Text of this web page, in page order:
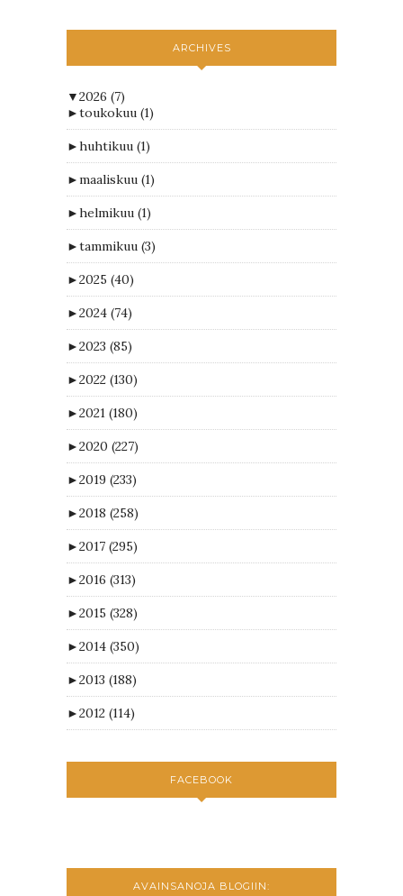
ARCHIVES
▼2026 (7)
►toukokuu (1)
►huhtikuu (1)
►maaliskuu (1)
►helmikuu (1)
►tammikuu (3)
►2025 (40)
►2024 (74)
►2023 (85)
►2022 (130)
►2021 (180)
►2020 (227)
►2019 (233)
►2018 (258)
►2017 (295)
►2016 (313)
►2015 (328)
►2014 (350)
►2013 (188)
►2012 (114)
FACEBOOK
AVAINSANOJA BLOGIIN: